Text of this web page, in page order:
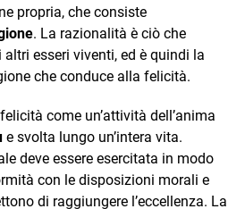
propria, che consiste
. La razionalità è ciò che
esseri viventi, ed è quindi la
che conduce alla felicità.
come un’attività dell’anima
e svolta lungo un’intera vita.
deve essere esercitata in modo
con le disposizioni morali e
di raggiungere l’eccellenza. La